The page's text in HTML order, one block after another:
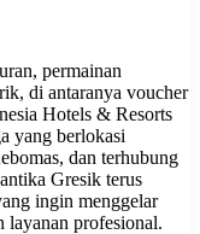
permainan
di antaranya voucher
Hotels & Resorts
yang berlokasi
dan terhubung
Gresik terus
ingin menggelar
layanan profesional.